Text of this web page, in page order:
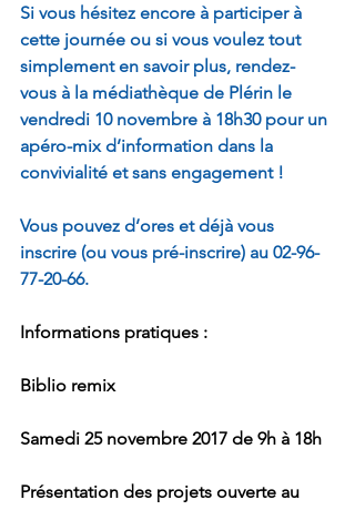
Si vous hésitez encore à participer à
cette journée ou si vous voulez tout
simplement en savoir plus, rendez-
vous à la médiathèque de Plérin le
vendredi 10 novembre à 18h30 pour un
apéro-mix d’information dans la
convivialité et sans engagement !
Vous pouvez d’ores et déjà vous
inscrire (ou vous pré-inscrire) au 02-96-
77-20-66.
Informations pratiques :
Biblio remix
Samedi 25 novembre 2017 de 9h à 18h
Présentation des projets ouverte au